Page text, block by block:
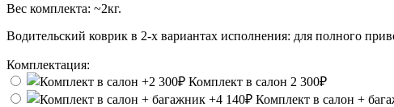
Вес комплекта: ~2кг.
Водительский коврик в 2-х вариантах исполнения: для полного
Комплектация:
Комплект в салон 2 300₽
Комплект в салон +